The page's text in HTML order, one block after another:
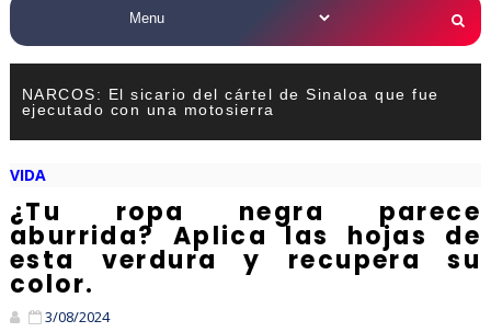
NARCOS: El sicario del cártel de Sinaloa que fue
ejecutado con una motosierra
VIDA
¿Tu ropa negra parece
aburrida? Aplica las hojas de
esta verdura y recupera su
color.
3/08/2024